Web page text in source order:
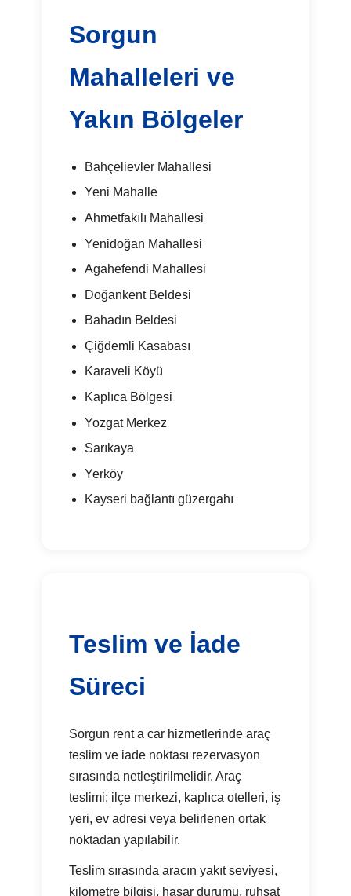
Sorgun
Mahalleleri ve
Yakın Bölgeler
Bahçelievler Mahallesi
Yeni Mahalle
Ahmetfakılı Mahallesi
Yenidoğan Mahallesi
Agahefendi Mahallesi
Doğankent Beldesi
Bahadın Beldesi
Çiğdemli Kasabası
Karaveli Köyü
Kaplıca Bölgesi
Yozgat Merkez
Sarıkaya
Yerköy
Kayseri bağlantı güzergahı
Teslim ve İade
Süreci
Sorgun rent a car hizmetlerinde araç
teslim ve iade noktası rezervasyon
sırasında netleştirilmelidir. Araç
teslimi; ilçe merkezi, kaplıca otelleri, iş
yeri, ev adresi veya belirlenen ortak
noktadan yapılabilir.
Teslim sırasında aracın yakıt seviyesi,
kilometre bilgisi, hasar durumu, ruhsat